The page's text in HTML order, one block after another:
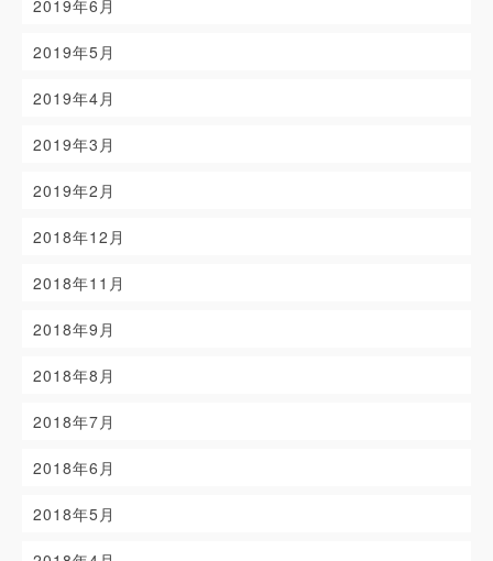
2019年6月
2019年5月
2019年4月
2019年3月
2019年2月
2018年12月
2018年11月
2018年9月
2018年8月
2018年7月
2018年6月
2018年5月